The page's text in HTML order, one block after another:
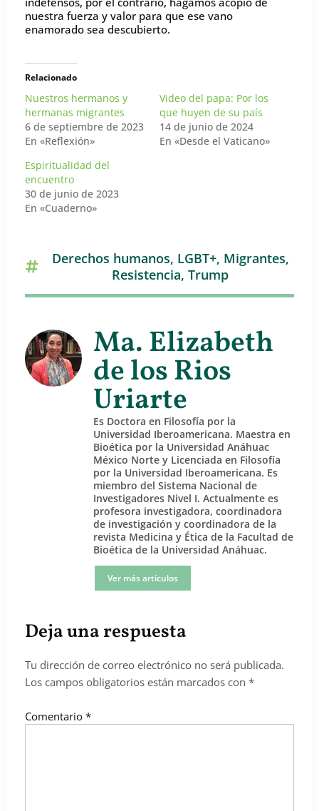
nuestra fuerza y valor para que ese vano
enamorado sea descubierto.
Relacionado
Nuestros hermanos y
hermanas migrantes
6 de septiembre de 2023
En «Reflexión»
Video del papa: Por los
que huyen de su país
14 de junio de 2024
En «Desde el Vaticano»
Espiritualidad del
encuentro
30 de junio de 2023
En «Cuaderno»
Derechos humanos, LGBT+, Migrantes,
Resistencia, Trump
Ma. Elizabeth
de los Rios
Uriarte
Es Doctora en Filosofía por la
Universidad Iberoamericana. Maestra en
Bioética por la Universidad Anáhuac
México Norte y Licenciada en Filosofía
por la Universidad Iberoamericana. Es
miembro del Sistema Nacional de
Investigadores Nivel I. Actualmente es
profesora investigadora, coordinadora
de investigación y coordinadora de la
revista Medicina y Ética de la Facultad de
Bioética de la Universidad Anáhuac.
Ver más artículos
Deja una respuesta
Tu dirección de correo electrónico no será publicada.
Los campos obligatorios están marcados con *
Comentario *